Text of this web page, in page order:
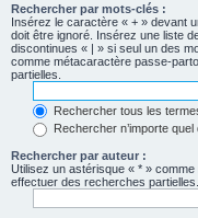
Rechercher par mots-clés :
Insérez le caractère « + » devant
doit être ignoré. Insérez une liste
discontinues « | » si seul un des
comme métacaractère passe-
partielles.
Rechercher tous les
Rechercher n’importe
Rechercher par auteur :
Utilisez un astérisque « * »
effectuer des recherches partielles.